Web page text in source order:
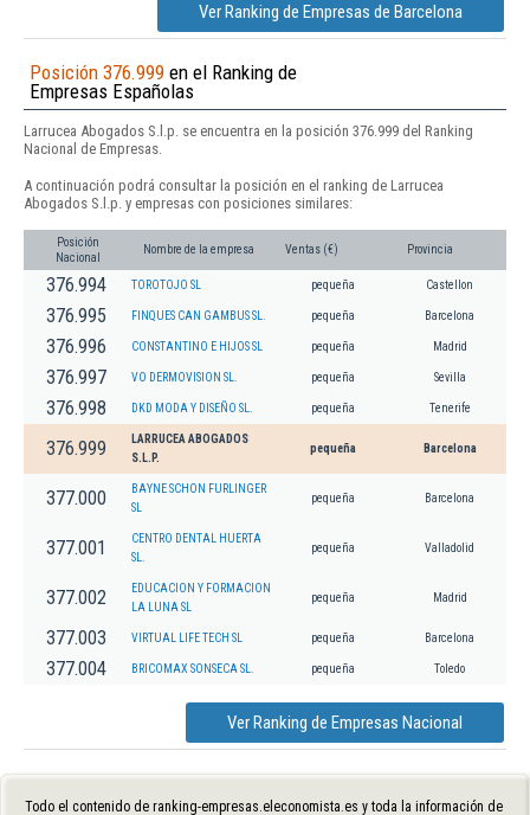
Ver Ranking de Empresas de Barcelona
Posición 376.999 en el Ranking de
Empresas Españolas
Larrucea Abogados S.l.p. se encuentra en la posición 376.999 del Ranking
Nacional de Empresas.
A continuación podrá consultar la posición en el ranking de Larrucea
Abogados S.l.p. y empresas con posiciones similares:
Posición
Nacional
Nombre de la empresa Ventas (€) Provincia
376.994 TOROTOJO SL pequeña Castellon
376.995 FINQUES CAN GAMBUS SL. pequeña Barcelona
376.996 CONSTANTINO E HIJOS SL pequeña Madrid
376.997 VO DERMOVISION SL. pequeña Sevilla
376.998 DKD MODA Y DISEÑO SL. pequeña Tenerife
376.999
LARRUCEA ABOGADOS
S.L.P.
pequeña Barcelona
377.000
BAYNE SCHON FURLINGER
SL
pequeña Barcelona
377.001
CENTRO DENTAL HUERTA
SL.
pequeña Valladolid
377.002
EDUCACION Y FORMACION
LA LUNA SL
pequeña Madrid
377.003 VIRTUAL LIFE TECH SL pequeña Barcelona
377.004 BRICOMAX SONSECA SL. pequeña Toledo
Ver Ranking de Empresas Nacional
Todo el contenido de ranking-empresas.eleconomista.es y toda la información de